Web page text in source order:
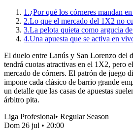
1.¿Por qué los córneres mandan
2.Lo que el mercado del 1X2 no
3.La pelota quieta como argucia
4.Una apuesta que se activa en
El duelo entre Lanús y San Lorenzo del
tendrá cuotas atractivas en el 1X2, pero
mercado de córners. El patrón de juego
impone cada clásico de barrio grande
un detalle que las casas de apuestas
árbitro pita.
Liga Profesional• Regular Season
Dom 26 jul • 20:00